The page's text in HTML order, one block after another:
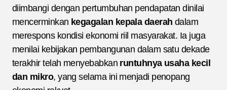
diimbangi dengan pertumbuhan pendapatan dinilai
mencerminkan kegagalan kepala daerah dalam
merespons kondisi ekonomi riil masyarakat. Ia juga
menilai kebijakan pembangunan dalam satu dekade
terakhir telah menyebabkan runtuhnya usaha kecil
dan mikro, yang selama ini menjadi penopang